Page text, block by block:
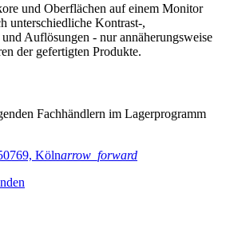
und Oberflächen auf einem Monitor
unterschiedliche Kontrast-,
Auflösungen - nur annäherungsweise
der gefertigten Produkte.
Fachhändlern im Lagerprogramm
Kölnarrow_forward